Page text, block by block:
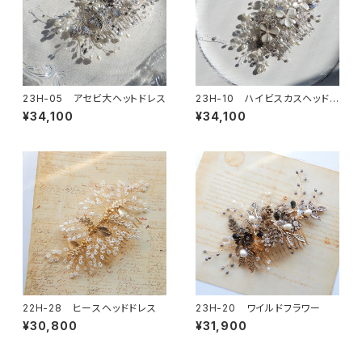
23H-05 アセビ大ヘットドレス
¥34,100
23H-10 ハイビスカスヘッドド
レス
¥34,100
22H-28 ヒースヘッドドレス
¥30,800
23H-20 ワイルドフラワー
¥31,900